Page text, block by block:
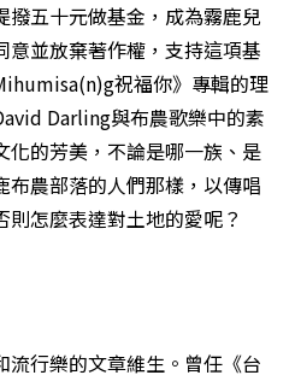
五十元做基金，成為霧鹿兒
並放棄著作權，支持這項基
祝福你》專輯的理
Darling與布農歌樂中的素
化的芳美，不論是哪一族、是
農部落的人們那樣，以傳唱
怎麼表達對土地的愛呢？
流行樂的文章維生。曾任《台